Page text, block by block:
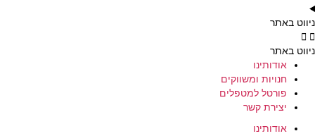
ניווט באתר
ניווט באתר
אודותינו
חנויות ומשווקים
פורטל למטפלים
יצירת קשר
אודותינו